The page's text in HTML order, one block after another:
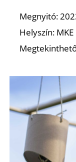
Megnyitó:
Helyszín: